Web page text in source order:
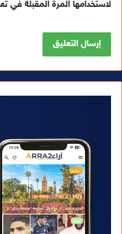
لاستخدامها المرة المقبلة في